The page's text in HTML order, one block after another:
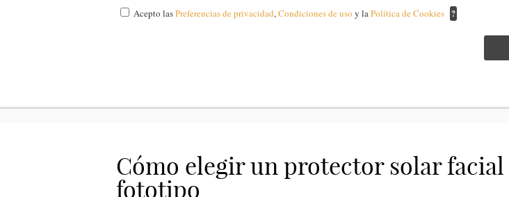
Acepto lasPreferencias de privacidad,Condiciones de usoy laPolítica de Cookies ?
Cómo elegir un protector solar
fototipo